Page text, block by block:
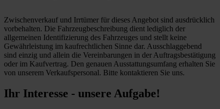
Zwischenverkauf und Irrtümer für dieses Angebot sind ausdrücklich
vorbehalten. Die Fahrzeugbeschreibung dient lediglich der
allgemeinen Identifizierung des Fahrzeuges und stellt keine
Gewährleistung im kaufrechtlichen Sinne dar. Ausschlaggebend
sind einzig und allein die Vereinbarungen in der Auftragsbestätigung
oder im Kaufvertrag. Den genauen Ausstattungsumfang erhalten Sie
von unserem Verkaufspersonal. Bitte kontaktieren Sie uns.
Ihr Interesse - unsere Aufgabe!